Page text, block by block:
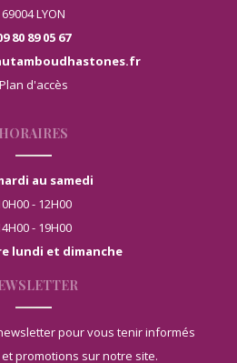
69004 LYON
80 89 05 67
Plan d'accès
HORAIRES
au samedi
- 12H00
- 19H00
lundi et dimanche
pour vous tenir informés
promotions sur notre site.